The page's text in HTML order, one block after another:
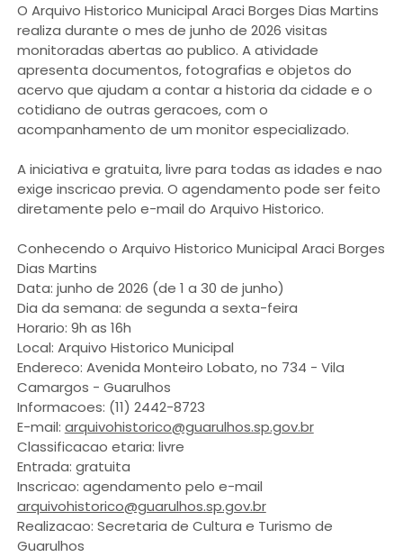
O Arquivo Historico Municipal Araci Borges Dias Martins
realiza durante o mes de junho de 2026 visitas
monitoradas abertas ao publico. A atividade
apresenta documentos, fotografias e objetos do
acervo que ajudam a contar a historia da cidade e o
cotidiano de outras geracoes, com o
acompanhamento de um monitor especializado.
A iniciativa e gratuita, livre para todas as idades e nao
exige inscricao previa. O agendamento pode ser feito
diretamente pelo e-mail do Arquivo Historico.
Conhecendo o Arquivo Historico Municipal Araci Borges
Dias Martins
Data: junho de 2026 (de 1 a 30 de junho)
Dia da semana: de segunda a sexta-feira
Horario: 9h as 16h
Local: Arquivo Historico Municipal
Endereco: Avenida Monteiro Lobato, no 734 - Vila
Camargos - Guarulhos
Informacoes: (11) 2442-8723
E-mail: arquivohistorico@guarulhos.sp.gov.br
Classificacao etaria: livre
Entrada: gratuita
Inscricao: agendamento pelo e-mail
arquivohistorico@guarulhos.sp.gov.br
Realizacao: Secretaria de Cultura e Turismo de
Guarulhos